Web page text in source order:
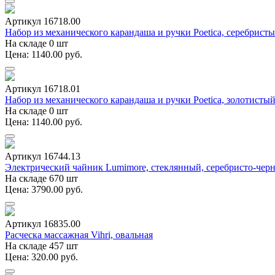
Артикул 16718.00
Набор из механического карандаша и ручки Poetica,
На складе 0 шт
Цена: 1140.00 руб.
Артикул 16718.01
Набор из механического карандаша и ручки Poetica, золотистый
На складе 0 шт
Цена: 1140.00 руб.
Артикул 16744.13
Электрический чайник Lumimore, стеклянный, серебристо-
На складе 670 шт
Цена: 3790.00 руб.
Артикул 16835.00
Расческа массажная Vihri, овальная
На складе 457 шт
Цена: 320.00 руб.